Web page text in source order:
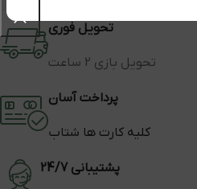
تحویل فوری
تحویل بازی 2 ساعت
پرداخت آسان
کلیه کارت ها شتاب
پشتیبانی 24/7